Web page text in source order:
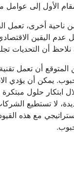
الأول إلى عوامل
ناحية أخرى، تعمل
عدم اليقين
نلاحظ أن التحديات
المتوقع أن تعمل
يمكن أن يؤدي
ابتكار حلول
لا تستطيع
مع هذه